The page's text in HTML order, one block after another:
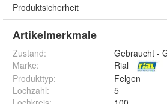
Produktsicherheit
Artikelmerkmale
Zustand:
Gebraucht -
Marke:
Rial
Produkttyp:
Felgen
Lochzahl:
5